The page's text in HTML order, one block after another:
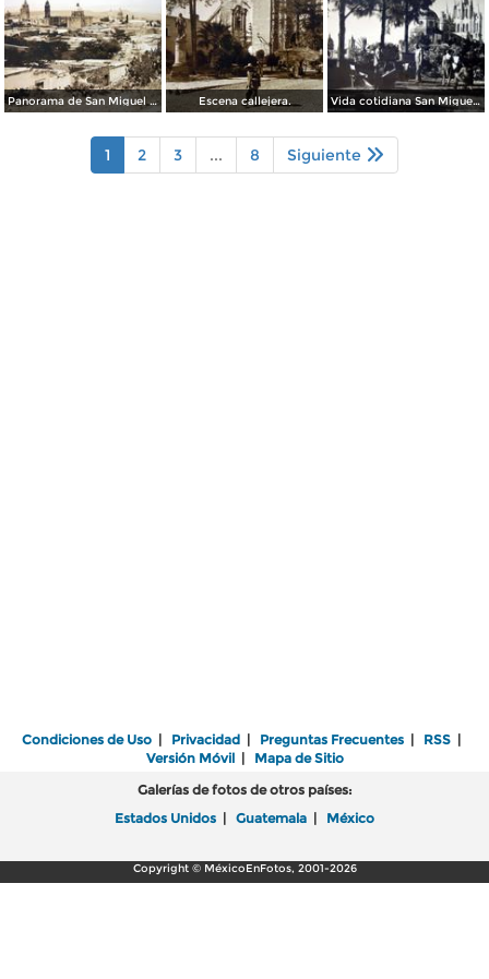
Panorama de San Miguel de Allende, Guanajuato . Escena callejera. Vida cotidiana San Miguel de Allende Guanajuato.
1 2 3 ... 8 Siguiente
Condiciones de Uso | Privacidad | Preguntas Frecuentes | RSS |
Versión Móvil| Mapa de Sitio
Galerías de fotos de otros países:
Estados Unidos | Guatemala | México
Copyright © MéxicoEnFotos, 2001-2026